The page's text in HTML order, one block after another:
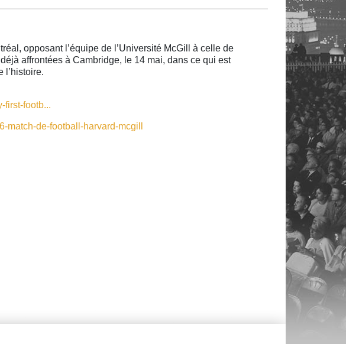
opposant l’équipe de l’Université McGill à celle de
affrontées à Cambridge, le 14 mai, dans ce qui est
l’histoire.
first-footb...
match-de-football-harvard-mcgill